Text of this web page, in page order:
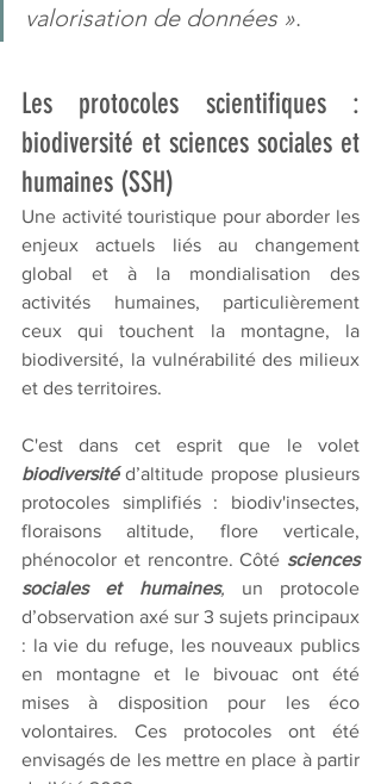
valorisation de données ».
Les protocoles scientifiques :
biodiversité et sciences sociales et
humaines (SSH)
Une activité touristique pour aborder les
enjeux actuels liés au changement
global et à la mondialisation des
activités humaines, particulièrement
ceux qui touchent la montagne, la
biodiversité, la vulnérabilité des milieux
et des territoires.
biodiversité d’altitude propose plusieurs
protocoles simplifiés : biodiv'insectes,
floraisons altitude, flore verticale,
phénocolor et rencontre. Côté sciences
sociales et humaines, un protocole
d’observation axé sur 3 sujets principaux
: la vie du refuge, les nouveaux publics
en montagne et le bivouac ont été
mises à disposition pour les éco
volontaires. Ces protocoles ont été
envisagés de les mettre en place à partir